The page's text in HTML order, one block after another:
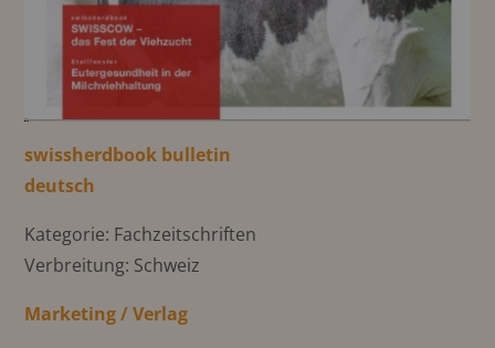
swissherdbook bulletin
deutsch
Kategorie: Fachzeitschriften
Verbreitung: Schweiz
Marketing / Verlag